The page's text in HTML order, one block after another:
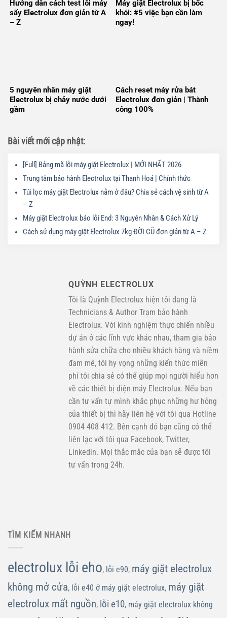
Hướng dẫn cách test lỗi máy
sấy Electrolux đơn giản từ A
– Z
Máy giặt Electrolux bị bốc
khói: #5 việc bạn cần làm
ngay!
5 nguyên nhân máy giặt
Electrolux bị chảy nước dưới
gầm
Cách reset máy rửa bát
Electrolux đơn giản | Thành
công 100%
Bài viết mới cập nhật:
[Full] Bảng mã lỗi máy giặt Electrolux | MỚI NHẤT 2026
Trung tâm bảo hành Electrolux tại Thanh Hoá | Chính thức
Túi lọc máy giặt Electrolux nằm ở đâu? Chia sẻ cách vệ sinh từ A
– Z
Máy giặt Electrolux báo lỗi End: 3 Nguyên Nhân & Cách Xử Lý
Cách sử dụng máy giặt Electrolux 7kg ĐỜI CŨ đơn giản từ A – Z
QUỲNH ELECTROLUX
Tôi là Quỳnh Electrolux hiện tôi đang là
Technicians & Author Trạm bảo hành
Electrolux. Với kinh nghiệm thực chiến nhiều
dự án ở các lĩnh vực khác nhau, tham gia bảo
hành sửa chữa cho nhiều khách hàng và niềm
đam mê, tôi hy vọng những kiến thức miễn
phí tôi chia sẻ có thể giúp mọi người hiểu hơn
về các thiết bị điện máy Electrolux. Nếu bạn
cần tư vấn tự mình khắc phục những hư hỏng
của thiết bị thì hãy liên hệ với tôi qua Hotline
0904 408 412. Bên cạnh đó bạn cũng có thể
liên lạc với tôi qua Facebook, Twitter,
Linkedin. Mọi thắc mắc của bạn sẽ được tôi
tư vấn trong 24h.
TÌM KIẾM NHANH
electrolux lỗi eho, lỗi e90, máy giặt electrolux
không mở cửa, lỗi e40 ở máy giặt electrolux, máy giặt
electrolux mất nguồn, lỗi e10, máy giặt electrolux không